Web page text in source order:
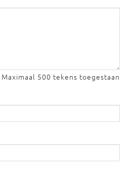
Maximaal 500 tekens toegestaan